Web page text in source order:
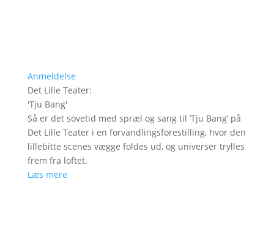
Anmeldelse
Det Lille Teater:
'Tju Bang'
Så er det sovetid med spræl og sang til ’Tju Bang’ på
Det Lille Teater i en forvandlingsforestilling, hvor den
lillebitte scenes vægge foldes ud, og universer trylles
frem fra loftet.
Læs mere